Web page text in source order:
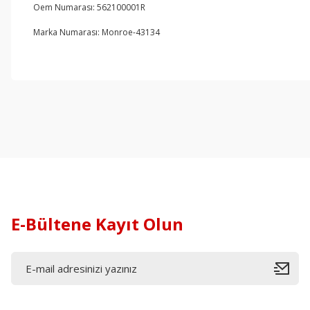
Oem Numarası: 562100001R
Marka Numarası: Monroe-43134
E-Bültene Kayıt Olun